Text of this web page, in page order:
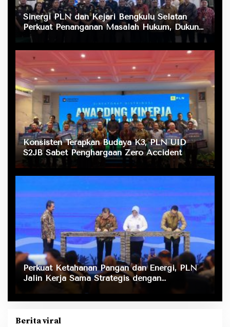
Sinergi PLN dan Kejari Bengkulu Selatan
Perkuat Penanganan Masalah Hukum, Dukung
Layanan Listrik bagi Masyarakat
Konsisten Terapkan Budaya K3, PLN UID
S2JB Sabet Penghargaan Zero Accident
Perkuat Ketahanan Pangan dan Energi, PLN
Jalin Kerja Sama Strategis dengan
Berita viral